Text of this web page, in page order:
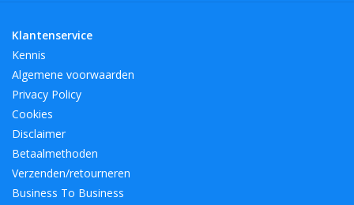
Klantenservice
Kennis
Algemene voorwaarden
Privacy Policy
Cookies
Disclaimer
Betaalmethoden
Verzenden/retourneren
Business To Business